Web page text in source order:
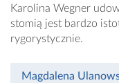
Karolina Wegner
stomią jest bardzo
rygorystycznie.
Magdalena